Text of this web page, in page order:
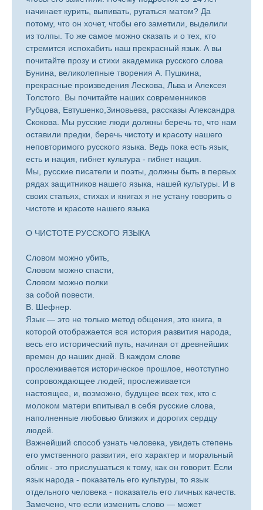
начинает курить, выпивать, ругаться матом? Да
потому, что он хочет, чтобы его заметили, выделили
из толпы. То же самое можно сказать и о тех, кто
стремится испохабить наш прекрасный язык. А вы
почитайте прозу и стихи академика русского слова
Бунина, великолепные творения А. Пушкина,
прекрасные произведения Лескова, Льва и Алексея
Толстого. Вы почитайте наших современников
Рубцова, Евтушенко,Зиновьева, рассказы Александра
Скокова. Мы русские люди должны беречь то, что нам
оставили предки, беречь чистоту и красоту нашего
неповторимого русского языка. Ведь пока есть язык,
есть и нация, гибнет культура - гибнет нация.
Мы, русские писатели и поэты, должны быть в первых
рядах защитников нашего языка, нашей культуры. И в
своих статьях, стихах и книгах я не устану говорить о
чистоте и красоте нашего языка
О ЧИСТОТЕ РУССКОГО ЯЗЫКА
Словом можно убить,
Словом можно спасти,
Словом можно полки
за собой повести.
В. Шефнер.
Язык — это не только метод общения, это книга, в
которой отображается вся история развития народа,
весь его исторический путь, начиная от древнейших
времен до наших дней. В каждом слове
прослеживается историческое прошлое, неотступно
сопровождающее людей; прослеживается
настоящее, и, возможно, будущее всех тех, кто с
молоком матери впитывал в себя русские слова,
наполненные любовью близких и дорогих сердцу
людей.
Важнейший способ узнать человека, увидеть степень
его умственного развития, его характер и моральный
облик - это прислушаться к тому, как он говорит. Если
язык народа - показатель его культуры, то язык
отдельного человека - показатель его личных качеств.
Замечено, что если изменить слово — может